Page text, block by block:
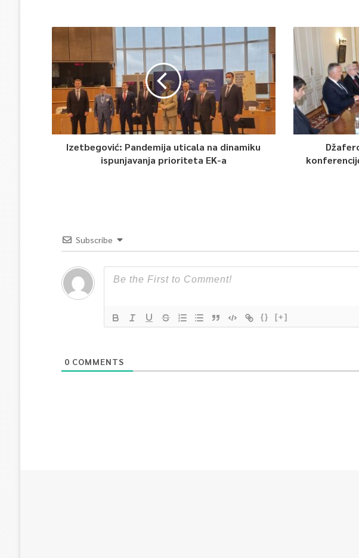
Izetbegović: Pandemija uticala na dinamiku
ispunjavanja prioriteta EK-a
Subscribe
{} [+]
0 COMMENTS